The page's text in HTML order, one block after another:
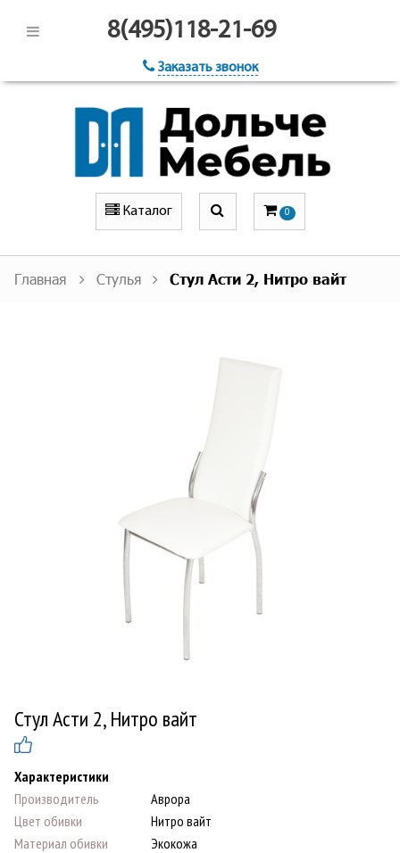
8(495)118-21-69
Заказать звонок
Каталог 0
Главная Стулья Стул Асти 2, Нитро вайт
Стул Асти 2, Нитро вайт
Характеристики
Производитель
Аврора
Цвет обивки
Нитро вайт
Материал обивки
Экокожа